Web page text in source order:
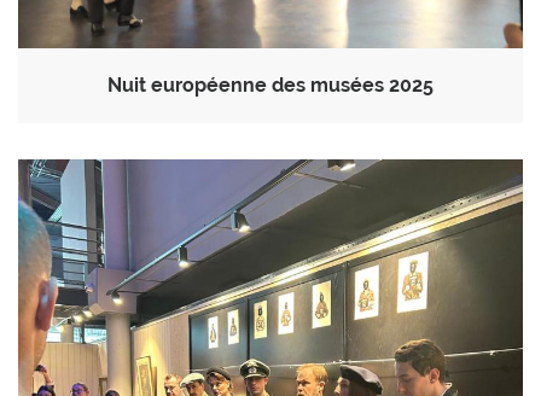
Nuit européenne des musées 2025